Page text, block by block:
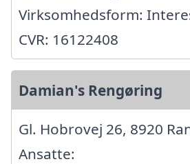
Virksomhedsform:
CVR: 16122408
Damian's Rengøring
Gl. Hobrovej 26, 8920
Ansatte: